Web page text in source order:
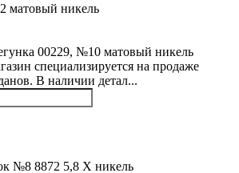
матовый никель
00229, №10 матовый никель
специализируется на продаже
В наличии детал...